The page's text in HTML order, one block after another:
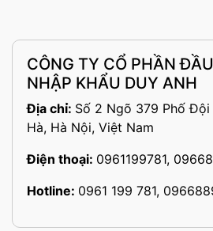
CÔNG TY CỔ PHẦN
NHẬP KHẨU DUY ANH
Địa chỉ: Số 2 Ngõ 379 Phố
Hà, Hà Nội, Việt Nam
Điện thoại: 0961199781,
Hotline: 0961 199 781,